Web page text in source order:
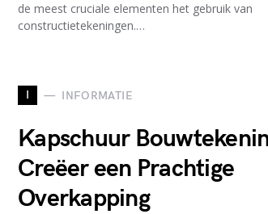
de meest cruciale elementen het gebruik van
constructietekeningen.…
I INFORMATIE
Kapschuur
Creëer een Prachtige
Overkapping